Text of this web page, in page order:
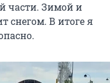
части. Зимой и
снегом. В итоге я